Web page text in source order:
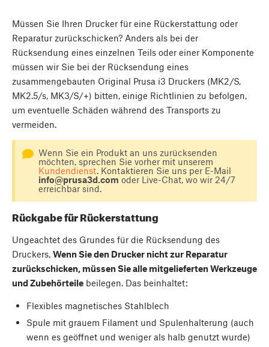
Müssen Sie Ihren Drucker für eine Rückerstattung oder
Reparatur zurückschicken? Anders als bei der
Rücksendung eines einzelnen Teils oder einer Komponente
müssen wir Sie bei der Rücksendung eines
zusammengebauten Original Prusa i3 Druckers (MK2/S,
MK2.5/s, MK3/S/+) bitten, einige Richtlinien zu befolgen,
um eventuelle Schäden während des Transports zu
vermeiden.
Wenn Sie ein Produkt an uns zurücksenden
möchten, sprechen Sie vorher mit unserem
Kundendienst. Kontaktieren Sie uns per E-Mail
info@prusa3d.com oder Live-Chat, wo wir 24/7
erreichbar sind.
Rückgabe für Rückerstattung
Ungeachtet des Grundes für die Rücksendung des
Druckers, Wenn Sie den Drucker nicht zur Reparatur
zurückschicken, müssen Sie alle mitgelieferten Werkzeuge
und Zubehörteile beilegen. Das beinhaltet:
Flexibles magnetisches Stahlblech
Spule mit grauem Filament und Spulenhalterung (auch
wenn es geöffnet und weniger als halb genutzt wurde)